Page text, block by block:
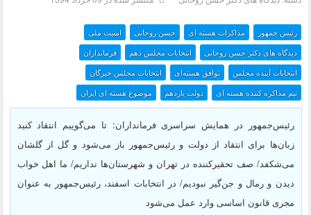
رئیس جمهور مذاکرات هسته ای حسن روحانی امنیت ملی
موضوع هسته ای ایران دولت یازدهم تیم مذاکره کننده هسته ای
انتخابات مجلس خبرگان توافق هسته‌ای انتخابات آینده مجلس
فرمانداران انتخابات مجلس دهم دیدگاه های دکتر حسن روحانی
رئیس‌جمهور در همایش سراسری فرمانداران: تا می‌گوییم انتقاد کنید
زبان‌ها برای انتقاد از دولت و رئیس‌جمهور باز می‌شود و گل از گلشان
می‌شکفد/ صف تحقیرکننده در تهران‌ و شهرستان‌ها نداریم/ ما اهل خواب‌
دیدن و رمال و جن‌گیر نبودیم/ در انتخابات اسفند، رئیس‌جمهور به عنوان
مجری قانون اساسی وارد عمل می‌شود